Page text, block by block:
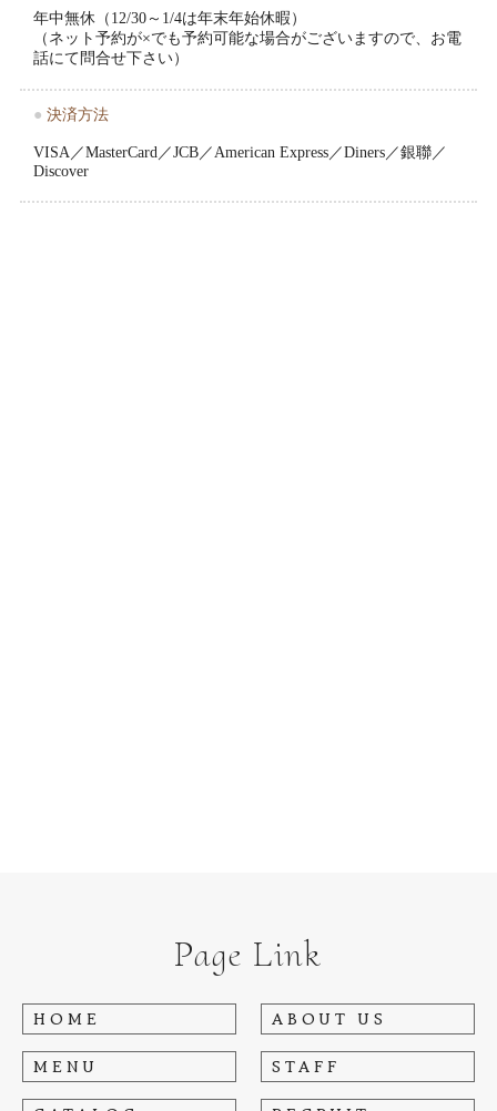
年中無休（12/30～1/4は年末年始休暇）
（ネット予約が×でも予約可能な場合がございますので、お電
話にて問合せ下さい）
● 決済方法
VISA／MasterCard／JCB／American Express／Diners／銀聯／
Discover
Page Link
HOME ABOUT US
MENU STAFF